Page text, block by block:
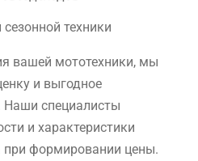
техники
вашей мототехники, мы
и выгодное
Наши специалисты
и характеристики
при формировании цены.